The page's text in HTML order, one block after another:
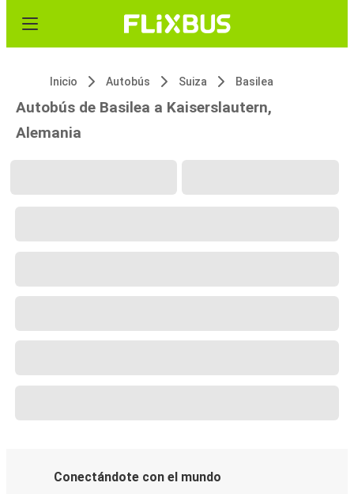
Inicio Autobús Suiza Basilea
Autobús de Basilea a Kaiserslautern,
Alemania
Conectándote con el mundo